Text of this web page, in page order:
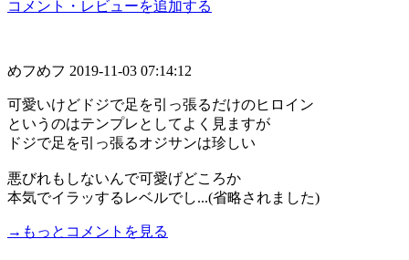
コメント・レビューを追加する
めフめフ 2019-11-03 07:14:12
可愛いけどドジで足を引っ張るだけのヒロイン
というのはテンプレとしてよく見ますが
ドジで足を引っ張るオジサンは珍しい
悪びれもしないんで可愛げどころか
本気でイラッするレベルでし...(省略されました)
→もっとコメントを見る